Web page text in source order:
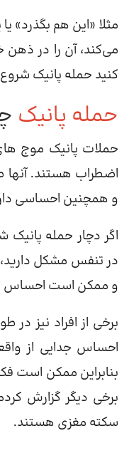
مثلا «این هم
می‌کند، آن را در ذهن
کنید حمله پانیک
حمله پانیک
حملات پانیک موج
اضطراب هستند. آنها
و همچنین احساسی
اگر دچار حمله
در تنفس مشکل
و ممکن است احساس
برخی از افراد نیز
احساس جدایی از
بنابراین ممکن است
برخی دیگر گزارش
سکته مغزی هستند.